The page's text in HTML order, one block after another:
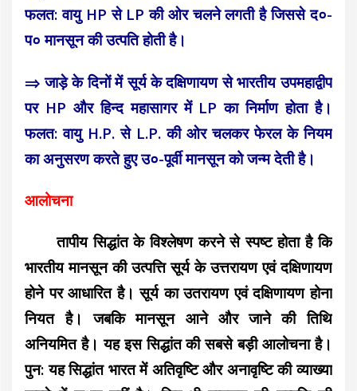
फलत: वायु HP से LP की ओर चलने लगती है जिससे द०-
प० मानसून की उत्पति होती है।
⇒ जाड़े के दिनों में सूर्य के दक्षिणायण से भारतीय उपमहाद्वीप
पर HP और हिन्द महासागर में LP का निर्माण होता है।
फलत: वायु H.P. से L.P. की ओर चलकर फेरल के नियम
का अनुसरण करते हुए उ०-पूर्वी मानसून को जन्म देती है।
आलोचना
तापीय सिद्धांत के विश्लेषण करने से स्पष्ट होता है कि
भारतीय मानसून की उत्पत्ति सूर्य के उत्तरायण एवं दक्षिणायण
होने पर आधारित है। सूर्य का उतरायण एवं दक्षिणायण होना
नियत है। जबकि मानसून आने और जाने की तिथि
अनियमित है। यह इस सिद्धांत की सबसे बड़ी आलोचना है।
पुन: यह सिद्धांत भारत में अतिवृष्टि और अनावृष्टि की व्याख्या